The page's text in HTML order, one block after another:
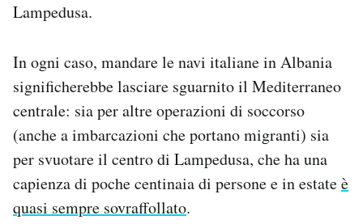
Lampedusa.
In ogni caso, mandare le navi italiane in Albania
significherebbe lasciare sguarnito il Mediterraneo
centrale: sia per altre operazioni di soccorso
(anche a imbarcazioni che portano migranti) sia
per svuotare il centro di Lampedusa, che ha una
capienza di poche centinaia di persone e in estateè
quasi sempre sovraffollato.